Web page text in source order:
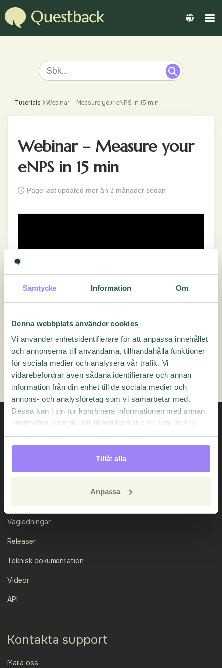
Samtycke Information Om
Denna webbplats använder cookies
Vi använder enhetsidentifierare för att anpassa innehållet
och annonserna till användarna, tillhandahålla funktioner
för sociala medier och analysera vår trafik. Vi
vidarebefordrar även sådana identifierare och annan
information från din enhet till de sociala medier och
annons- och analysföretag som vi samarbetar med.
Dessa kan i sin tur kombinera informationen med annan
information som du har tillhandahållit eller som de har
samlat in när du har använt deras tjänster.
Tillåt alla
Anpassa
Tutorials Webinar – Measure your eNPS in 15 min
Webinar – Measure your
eNPS in 15 min
Page last updated mer än 2 månader sedan
Hjälpte denna artikel dig med din fråga?
Ja Nej
Vägledningar
Releaser
Teknisk dokumentation
Videor
API
Kontakta support
Maila oss